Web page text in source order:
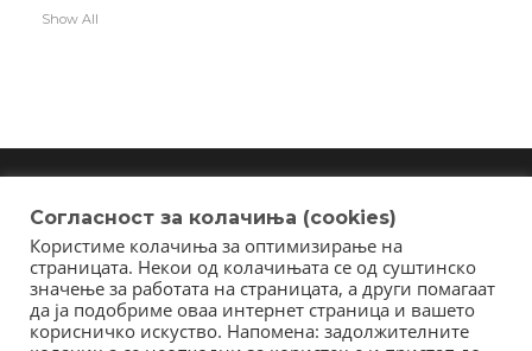
Show All
Copyright © 2018 - Member of IAB Macedonia
Member of Clip Media Group / 2017
Согласност за колачиња (cookies)
Користиме колачиња за оптимизирање на
страницата. Некои од колачињата се од суштинско
значење за работата на страницата, а други помагаат
да ја подобриме оваа интернет страница и вашето
корисничко искуство. Напомена: задолжителните